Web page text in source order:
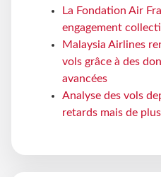
La Fondation Air
engagement
Malaysia Airlines
vols grâce à des
avancées
Analyse des vols
retards mais de